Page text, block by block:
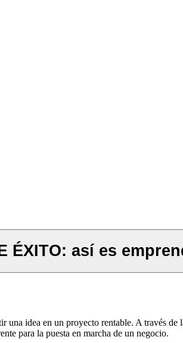
ÉXITO: así es
idea en un proyecto rentable. A través
para la puesta en marcha de un negocio.